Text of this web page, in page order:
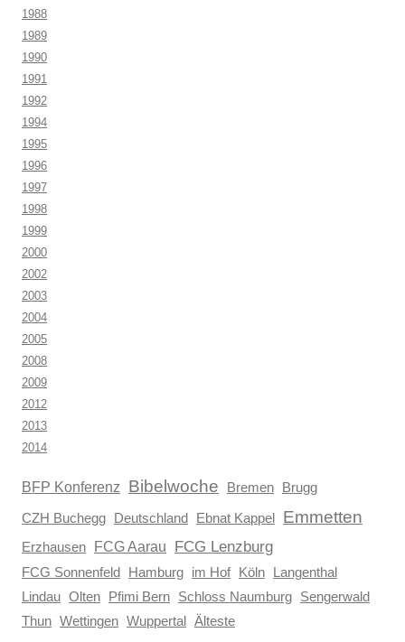
1988
1989
1990
1991
1992
1994
1995
1996
1997
1998
1999
2000
2002
2003
2004
2005
2008
2009
2012
2013
2014
BFP Konferenz Bibelwoche Bremen Brugg
CZH Buchegg Deutschland Ebnat Kappel Emmetten
Erzhausen FCG Aarau FCG Lenzburg
FCG Sonnenfeld Hamburg im Hof Köln
Langenthal
Lindau Olten Pfimi Bern Schloss Naumburg
Sengerwald
Thun Wettingen Wuppertal Älteste